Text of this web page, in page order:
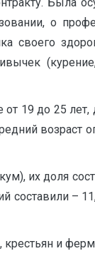
о
от 19 до 25
их доля
–
крестьян и